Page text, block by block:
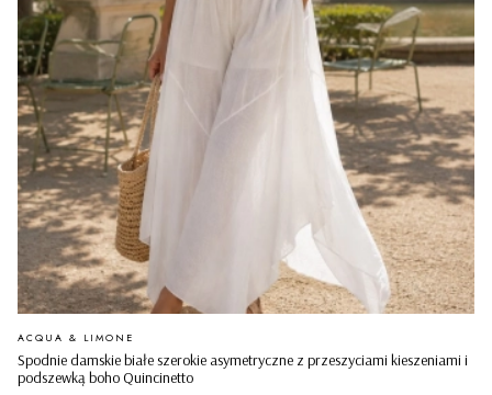
Spodnie damskie białe szerokie asymetryczne z przeszyciami kieszeniami i
podszewką boho Quincinetto
PRODUCENT
ACQUA & LIMONE